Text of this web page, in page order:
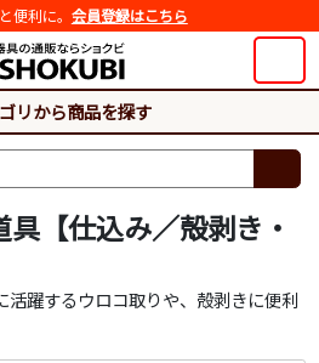
便利に。 会員登録はこちら
リから商品を探す
【仕込み／殻剥き・
躍するウロコ取りや、殻剥きに便利